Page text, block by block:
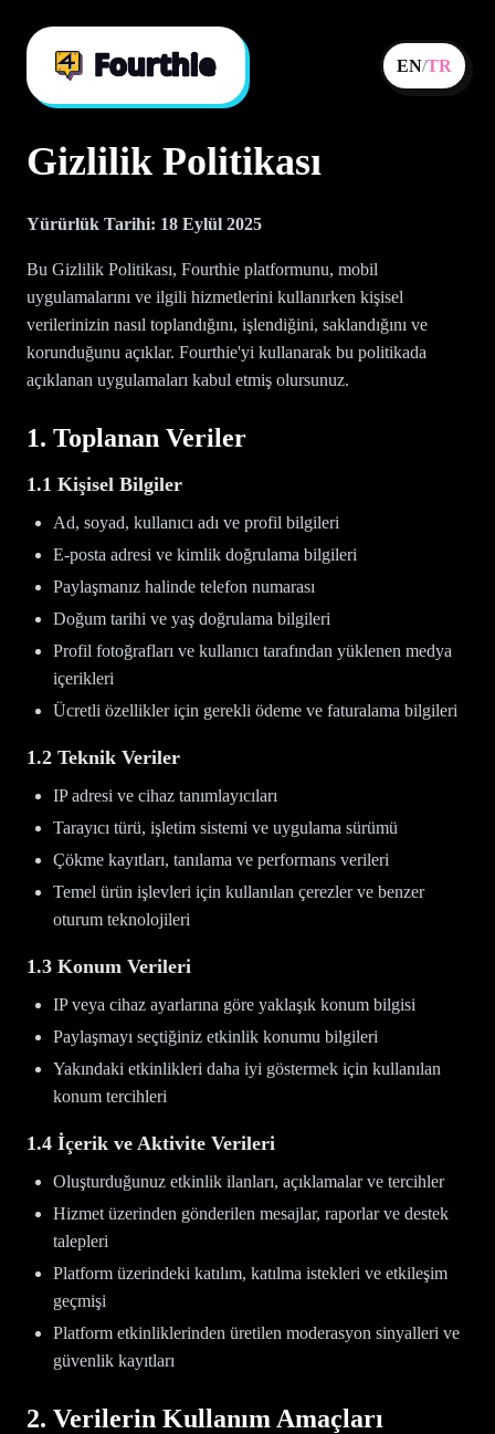
EN/TR
Gizlilik Politikası
Yürürlük Tarihi: 18 Eylül 2025
Bu Gizlilik Politikası, Fourthie platformunu, mobil
uygulamalarını ve ilgili hizmetlerini kullanırken kişisel
verilerinizin nasıl toplandığını, işlendiğini, saklandığını ve
korunduğunu açıklar. Fourthie'yi kullanarak bu politikada
açıklanan uygulamaları kabul etmiş olursunuz.
1. Toplanan Veriler
1.1 Kişisel Bilgiler
Ad, soyad, kullanıcı adı ve profil bilgileri
E-posta adresi ve kimlik doğrulama bilgileri
Paylaşmanız halinde telefon numarası
Doğum tarihi ve yaş doğrulama bilgileri
Profil fotoğrafları ve kullanıcı tarafından yüklenen medya
içerikleri
Ücretli özellikler için gerekli ödeme ve faturalama bilgileri
1.2 Teknik Veriler
IP adresi ve cihaz tanımlayıcıları
Tarayıcı türü, işletim sistemi ve uygulama sürümü
Çökme kayıtları, tanılama ve performans verileri
Temel ürün işlevleri için kullanılan çerezler ve benzer
oturum teknolojileri
1.3 Konum Verileri
IP veya cihaz ayarlarına göre yaklaşık konum bilgisi
Paylaşmayı seçtiğiniz etkinlik konumu bilgileri
Yakındaki etkinlikleri daha iyi göstermek için kullanılan
konum tercihleri
1.4 İçerik ve Aktivite Verileri
Oluşturduğunuz etkinlik ilanları, açıklamalar ve tercihler
Hizmet üzerinden gönderilen mesajlar, raporlar ve destek
talepleri
Platform üzerindeki katılım, katılma istekleri ve etkileşim
geçmişi
Platform etkinliklerinden üretilen moderasyon sinyalleri ve
güvenlik kayıtları
2. Verilerin Kullanım Amaçları